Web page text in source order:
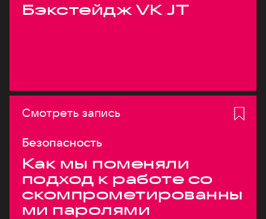
Бэкстейдж VK JT
Смотреть запись
Безопасность
Как мы поменяли
подход к работе со
скомпрометированны
ми паролями